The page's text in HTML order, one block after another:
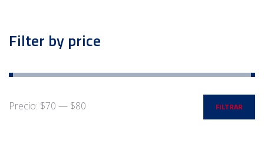
Filter by price
FILTRAR
Precio: $70 — $80